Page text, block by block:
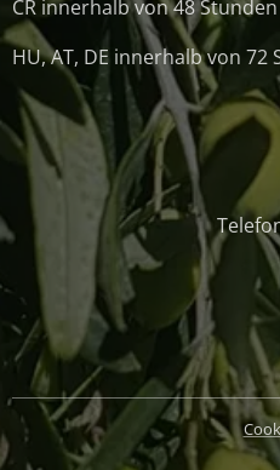
CR innerhalb von 48 Stunden
HU, AT, DE innerhalb von 72